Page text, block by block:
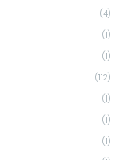
(4)
(1)
(1)
(112)
(1)
(1)
(1)